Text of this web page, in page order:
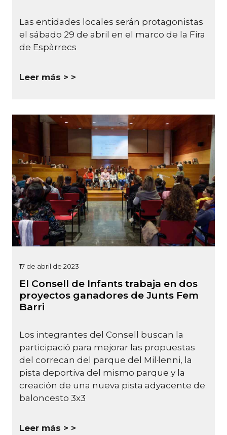
Las entidades locales serán protagonistas
el sábado 29 de abril en el marco de la Fira
de Espàrrecs
Leer más >
17 de abril de 2023
El Consell de Infants trabaja en dos
proyectos ganadores de Junts Fem
Barri
Los integrantes del Consell buscan la
participació para mejorar las propuestas
del correcan del parque del Mil·lenni, la
pista deportiva del mismo parque y la
creación de una nueva pista adyacente de
baloncesto 3x3
Leer más >